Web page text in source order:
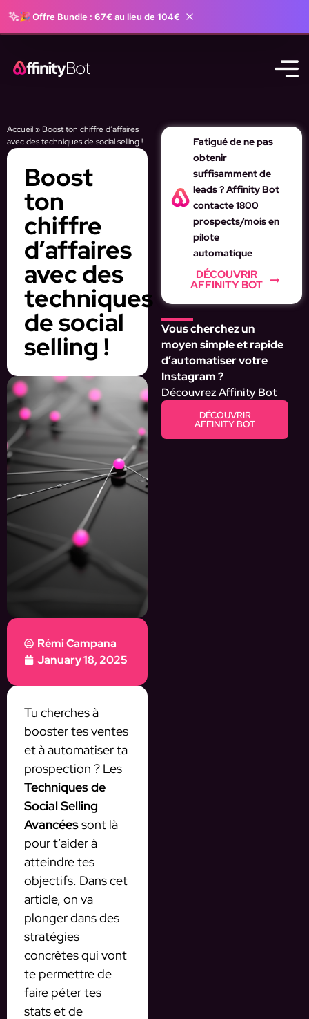
🎉 Offre Bundle : 67€ au lieu de 104€
Accueil» Boost ton chiffre d’affaires
avec des techniques de social selling !
Boost
ton
chiffre
d’affaires
avec des
techniques
de social
selling !
Rémi Campana
January 18, 2025
Tu cherches à
booster tes ventes
et à automatiser ta
prospection ? Les
Techniques de
Social Selling
Avancéessont là
pour t’aider à
atteindre tes
objectifs. Dans cet
article, on va
plonger dans des
stratégies
concrètes qui vont
te permettre de
faire péter tes
stats et de
Fatigué de ne pas
obtenir
suffisamment de
leads ? Affinity Bot
contacte 1800
prospects/mois en
pilote
automatique
DÉCOUVRIR
AFFINITY BOT
Vous cherchez un
moyen simple et rapide
d’automatiser votre
Instagram ?
Découvrez Affinity Bot
DÉCOUVRIR
AFFINITY BOT